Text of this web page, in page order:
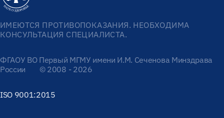
ИМЕЮТСЯ ПРОТИВОПОКАЗАНИЯ. НЕОБХОДИМА
КОНСУЛЬТАЦИЯ СПЕЦИАЛИСТА.
ФГАОУ ВО Первый МГМУ имени И.М. Сеченова Минздрава
России
© 2008 - 2026
ISO 9001:2015